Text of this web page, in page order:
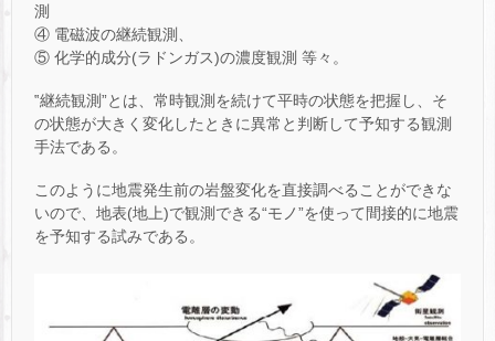
測
④ 電磁波の継続観測、
⑤ 化学的成分(ラドンガス)の濃度観測 等々。
‟継続観測”とは、常時観測を続けて平時の状態を把握し、そ
の状態が大きく変化したときに異常と判断して予知する観測
手法である。
このように地震発生前の岩盤変化を直接調べることができな
いので、地表(地上)で観測できる“モノ”を使って間接的に地震
を予知する試みである。